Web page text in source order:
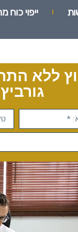
ייפוי
ללא